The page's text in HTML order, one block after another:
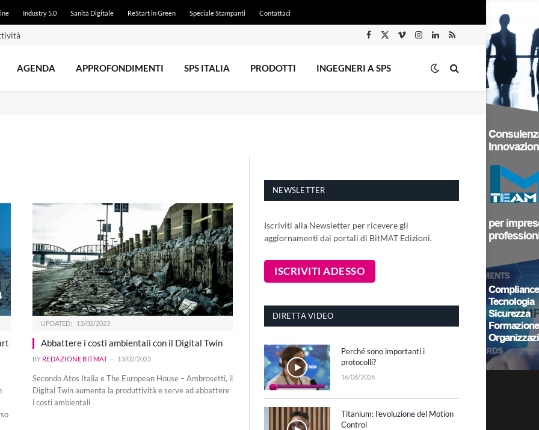
Industry 5.0 Sanità Digitale ReStart in Green Speciale Stampanti Contattaci
Facebook
X
VimeoInstagram
LinkedIn
RSS
AGENDA APPROFONDIMENTI SPS ITALIA PRODOTTI INGEGNERI A SPS
UPDATED: 13/02/2023
Abbattere i costi ambientali con il Digital Twin
BY REDAZIONE BITMAT 13/02/2023
Secondo Atos Italia e The European House – Ambrosetti, il
Digital Twin aumenta la produttività e serve ad abbattere
i costi ambientali
NEWSLETTER
Iscriviti alla Newsletter per ricevere gli
aggiornamenti dai portali di BitMAT Edizioni.
DIRETTA VIDEO
Perché sono importanti i
protocolli?
16/06/2026
Titanium: l’evoluzione del Motion
Control